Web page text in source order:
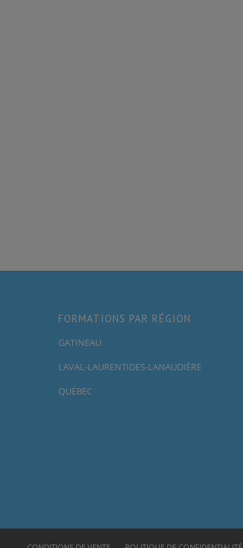
FORMATIONS PAR RÉGION
GATINEAU
LAVAL-LAURENTIDES-LANAUDIÈRE
QUÉBEC